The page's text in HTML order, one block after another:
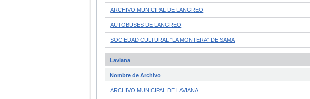
ARCHIVO MUNICIPAL DE LANGREO
AUTOBUSES DE LANGREO
SOCIEDAD CULTURAL "LA MONTERA" DE SAMA
Laviana
Nombre de Archivo
ARCHIVO MUNICIPAL DE LAVIANA